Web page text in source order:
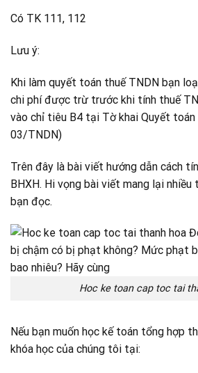
Có TK 111, 112
Lưu ý:
Khi làm quyết toán thuế TNDN bạn
chi phí được trừ trước khi tính thuế
vào chỉ tiêu B4 tại Tờ khai Quyết
03/TNDN)
Trên đây là bài viết hướng dẫn cách
BHXH. Hi vọng bài viết mang lại
bạn đọc.
Hoc ke toan cap toc tai
Nếu bạn muốn học kế toán tổng hợp
khóa học của chúng tôi tại: